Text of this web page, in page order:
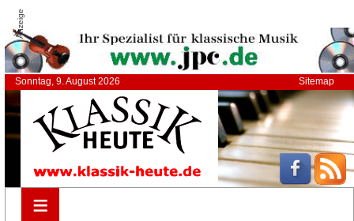
Anzeige
Sonntag, 9. August 2026 Sitemap
≡
≡